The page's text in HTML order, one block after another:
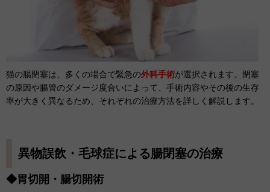
猫の腸閉塞は、多くの場合で緊急の外科手術が選択されます。閉塞
の原因や腸管のダメージ度合いによって、手術内容やその後の生存
率が大きく異なるため、それぞれの治療方法を詳しく解説します。
異物誤飲・毛球症による腸閉塞の治療
◆胃切開・腸切開術